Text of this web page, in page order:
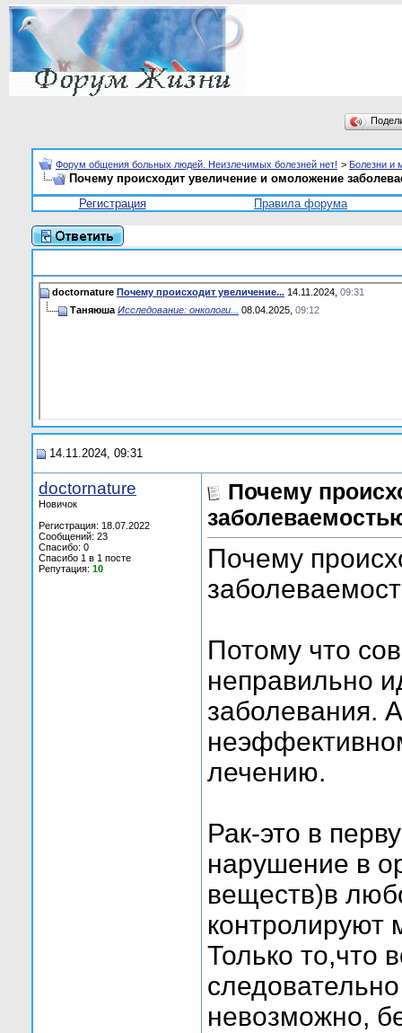
Форум общения больных людей. Неизлечимых болезней нет! > Болезни и
Почему происходит увеличение и омоложение
Регистрация
Правила форума
doctornature Почему происходит увеличение... 14.11.2024, 09:31
Таняюша Исследование: онкологи... 08.04.2025, 09:12
14.11.2024, 09:31
doctornature
Новичок
Регистрация: 18.07.2022
Сообщений: 23
Спасибо: 0
Спасибо 1 в 1 посте
Репутация: 10
Почему
Почему
Потому что
неправильно
заболевания.
лечению.
Рак-это в
нарушение в
веществ)в
контролируют
Только то,что
невозможно,